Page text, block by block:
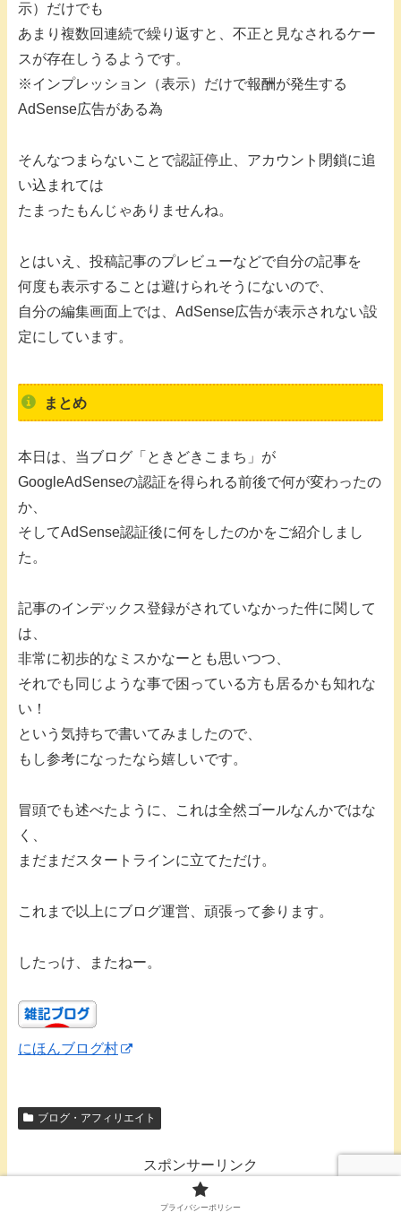
示）だけでも
あまり複数回連続で繰り返すと、不正と見なされるケー
スが存在しうるようです。
※インプレッション（表示）だけで報酬が発生する
AdSense広告がある為
そんなつまらないことで認証停止、アカウント閉鎖に追
い込まれては
たまったもんじゃありませんね。
とはいえ、投稿記事のプレビューなどで自分の記事を
何度も表示することは避けられそうにないので、
自分の編集画面上では、AdSense広告が表示されない設
定にしています。
まとめ
本日は、当ブログ「ときどきこまち」が
GoogleAdSenseの認証を得られる前後で何が変わったの
か、
そしてAdSense認証後に何をしたのかをご紹介しまし
た。
記事のインデックス登録がされていなかった件に関して
は、
非常に初歩的なミスかなーとも思いつつ、
それでも同じような事で困っている方も居るかも知れな
い！
という気持ちで書いてみましたので、
もし参考になったなら嬉しいです。
冒頭でも述べたように、これは全然ゴールなんかではな
く、
まだまだスタートラインに立てただけ。
これまで以上にブログ運営、頑張って参ります。
したっけ、またねー。
にほんブログ村
ブログ・アフィリエイト
スポンサーリンク
プライバシーポリシー